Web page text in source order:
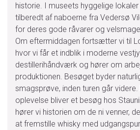
historie. I museets hyggelige
tilberedt af naboerne fra Vedersø
for deres gode råvarer og
Om eftermiddagen fortsætter vi til
hvor vi får et indblik i moderne
destillerihåndværk og hører om
produktionen. Besøget byder
smagsprøve, inden turen går
oplevelse bliver et besøg hos
hører vi historien om de ni venner,
at fremstille whisky med